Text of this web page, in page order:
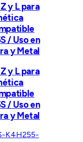
y L para
/ Uso en
y Metal
y L para
/ Uso en
y Metal
K4H255-